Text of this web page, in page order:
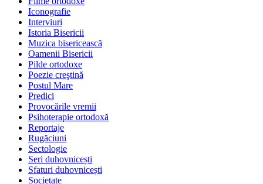
Iconografie
Interviuri
Istoria Bisericii
Muzica bisericească
Oamenii Bisericii
Pilde ortodoxe
Poezie creştină
Postul Mare
Predici
Provocările vremii
Psihoterapie ortodoxă
Reportaje
Rugăciuni
Sectologie
Seri duhovnicești
Sfaturi duhovnicești
Societate